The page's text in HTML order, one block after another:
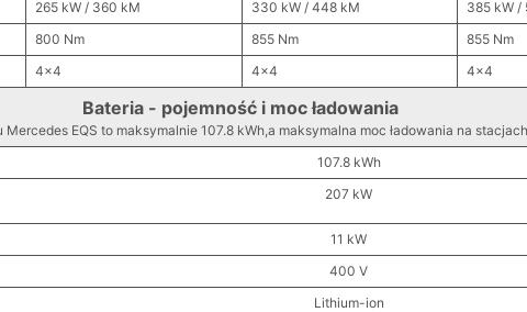
265 kW / 360 kM 330 kW / 448 kM 385 kW /
800 Nm 855 Nm 855 Nm
4x4 4x4 4x4
Bateria - pojemność i moc ładowania
EQS to maksymalnie 107.8 kWh,a maksymalna moc ładowania na
107.8 kWh
207 kW
11 kW
400 V
Lithium-ion